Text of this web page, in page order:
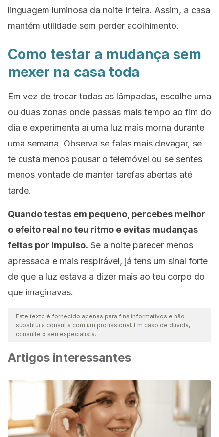
linguagem luminosa da noite inteira. Assim, a casa
mantém utilidade sem perder acolhimento.
Como testar a mudança sem
mexer na casa toda
Em vez de trocar todas as lâmpadas, escolhe uma
ou duas zonas onde passas mais tempo ao fim do
dia e experimenta aí uma luz mais morna durante
uma semana. Observa se falas mais devagar, se
te custa menos pousar o telemóvel ou se sentes
menos vontade de manter tarefas abertas até
tarde.
Quando testas em pequeno, percebes melhor
o efeito real no teu ritmo e evitas mudanças
feitas por impulso. Se a noite parecer menos
apressada e mais respirável, já tens um sinal forte
de que a luz estava a dizer mais ao teu corpo do
que imaginavas.
Este texto é fornecido apenas para fins informativos e não
substitui a consulta com um profissional. Em caso de dúvida,
consulte o seu especialista.
Artigos interessantes